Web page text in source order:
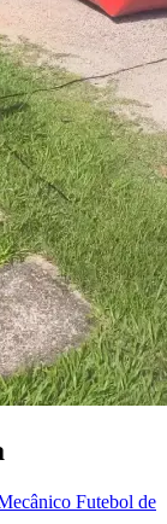
Futebol de